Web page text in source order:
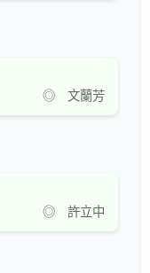
◎ 文蘭芳
◎ 許立中